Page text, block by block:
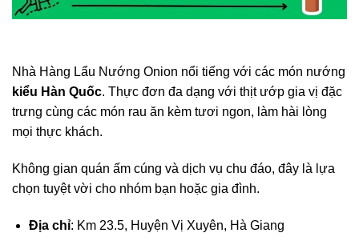
Nhà Hàng Lẩu Nướng Onion nổi tiếng với các món nướng
kiểu Hàn Quốc. Thực đơn đa dạng với thịt ướp gia vị đặc
trưng cùng các món rau ăn kèm tươi ngon, làm hài lòng
mọi thực khách.
Không gian quán ấm cúng và dịch vụ chu đáo, đây là lựa
chọn tuyệt vời cho nhóm bạn hoặc gia đình.
Địa chỉ: Km 23.5, Huyện Vị Xuyên, Hà Giang